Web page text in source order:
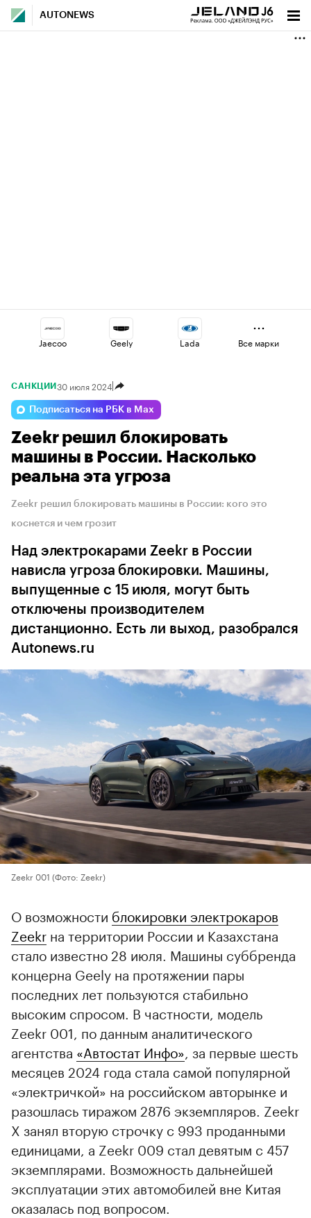
AUTONEWS
Jaecoo Geely Lada
Volga Omoda
Voyah Changan Esteo
Все марки
САНКЦИИ 30 июля 2024
Подписаться на РБК в Max
Zeekr решил блокировать
машины в России. Насколько
реальна эта угроза
Zeekr решил блокировать машины в России: кого это
коснется и чем грозит
Над электрокарами Zeekr в России
нависла угроза блокировки. Машины,
выпущенные с 15 июля, могут быть
отключены производителем
дистанционно. Есть ли выход, разобрался
Autonews.ru
Zeekr 001 (Фото: Zeekr)
О возможности блокировки электрокаров
Zeekr на территории России и Казахстана
стало известно 28 июля. Машины суббренда
концерна Geely на протяжении пары
последних лет пользуются стабильно
высоким спросом. В частности, модель
Zeekr 001, по данным аналитического
агентства «Автостат Инфо» , за первые шесть
месяцев 2024 года стала самой популярной
«электричкой» на российском авторынке и
разошлась тиражом 2876 экземпляров. Zeekr
X занял вторую строчку с 993 проданными
единицами, а Zeekr 009 стал девятым с 457
экземплярами. Возможность дальнейшей
эксплуатации этих автомобилей вне Китая
оказалась под вопросом.